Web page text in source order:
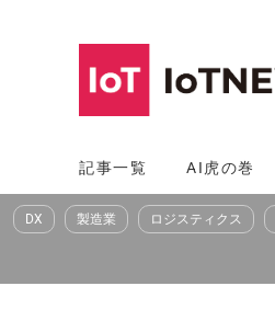
へ
ス
記事一覧 AI虎の巻
DX 製造業 ロジスティクス